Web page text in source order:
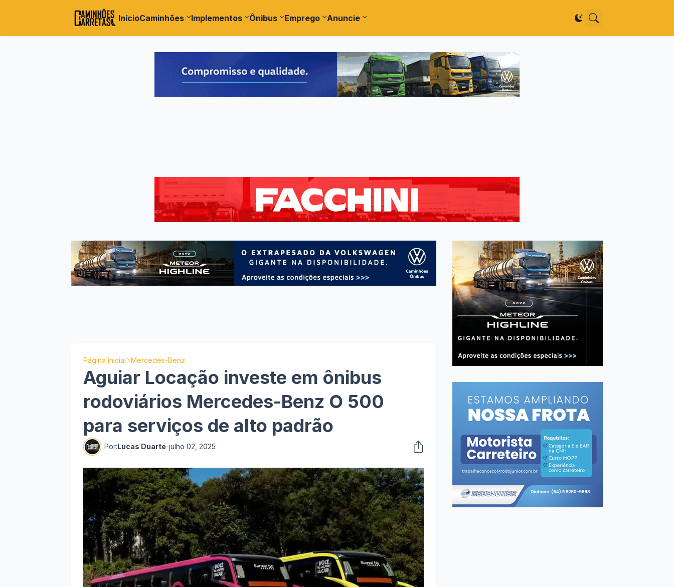
InícioCaminhões Implementos Ônibus Emprego Anuncie
Página inicial Mercedes-Benz
Aguiar Locação investe em ônibus
rodoviários Mercedes-Benz O 500
para serviços de alto padrão
Por:Lucas Duarte-julho 02, 2025